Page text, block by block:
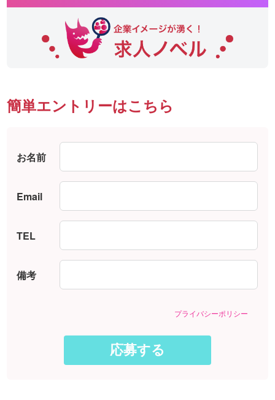
簡単エントリーはこちら
お名前
Email
TEL
備考
プライバシーポリシー